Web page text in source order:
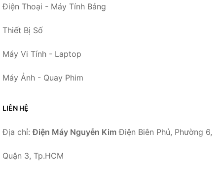
Điện Thoại - Máy Tính Bảng
Thiết Bị Số
Máy Vi Tính - Laptop
Máy Ảnh - Quay Phim
LIÊN HỆ
Địa chỉ:Điện Máy Nguyễn Kim Điện Biên Phủ, Phường 6,
Quận 3, Tp.HCM